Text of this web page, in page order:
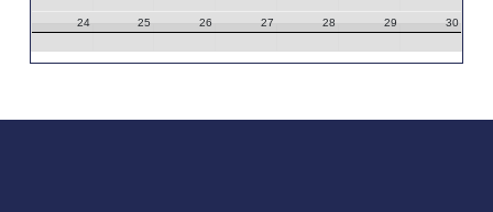
24 25 26 27 28 29 30